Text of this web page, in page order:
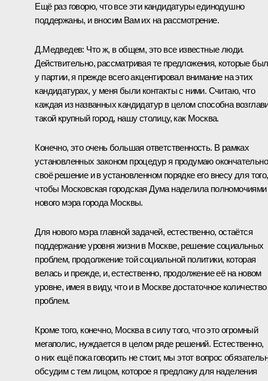
Ещё раз говорю, что все эти кандидатуры единодушно
поддержаны, и вносим Вам их на рассмотрение.
Д.Медведев: Что ж, в общем, это все известные люди.
Действительно, рассматривая те предложения, которые
у партии, я прежде всего акцентировал внимание на этих
кандидатурах, у меня были контакты с ними. Считаю, что
каждая из названных кандидатур в целом способна
такой крупный город, нашу столицу, как Москва.
Конечно, это очень большая ответственность. В рамках
установленных законом процедур я продумаю окончательно
своё решение и в установленном порядке его внесу для того,
чтобы Московская городская Дума наделила полномочиями
нового мэра города Москвы.
Для нового мэра главной задачей, естественно, остаётся
поддержание уровня жизни в Москве, решение социальных
проблем, продолжение той социальной политики, которая
велась и прежде, и, естественно, продолжение её на новом
уровне, имея в виду, что и в Москве достаточное количество
проблем.
Кроме того, конечно, Москва в силу того, что это огромный
мегаполис, нуждается в целом ряде решений. Естественно,
о них ещё пока говорить не стоит, мы этот вопрос
обсудим с тем лицом, которое я предложу для наделения